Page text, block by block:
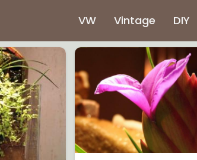
VW Vintage DIY